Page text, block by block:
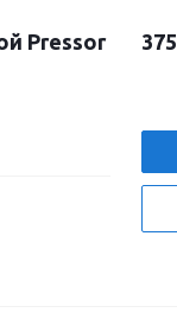
Pressor
375